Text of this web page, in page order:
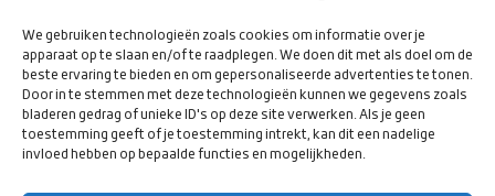
We gebruiken technologieën zoals cookies om informatie over je
apparaat op te slaan en/of te raadplegen. We doen dit met als doel om de
beste ervaring te bieden en om gepersonaliseerde advertenties te tonen.
Door in te stemmen met deze technologieën kunnen we gegevens zoals
bladeren gedrag of unieke ID's op deze site verwerken. Als je geen
toestemming geeft of je toestemming intrekt, kan dit een nadelige
invloed hebben op bepaalde functies en mogelijkheden.
Meer informatie zal volgen op het moment dat het gehele
programma vastgesteld is. Hierover zul je via de mail
geïnformeerd worden.